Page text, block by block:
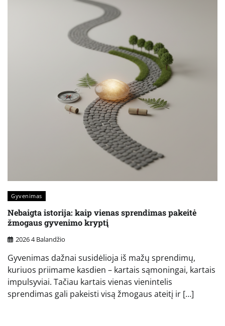
Gyvenimas
Nebaigta istorija: kaip vienas sprendimas pakeitė
žmogaus gyvenimo kryptį
2026 4 Balandžio
Gyvenimas dažnai susidėlioja iš mažų sprendimų,
kuriuos priimame kasdien – kartais sąmoningai, kartais
impulsyviai. Tačiau kartais vienas vienintelis
sprendimas gali pakeisti visą žmogaus ateitį ir […]